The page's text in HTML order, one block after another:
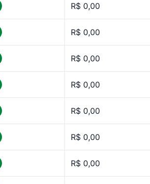
R$ 0,00
R$ 0,00
R$ 0,00
R$ 0,00
R$ 0,00
R$ 0,00
R$ 0,00